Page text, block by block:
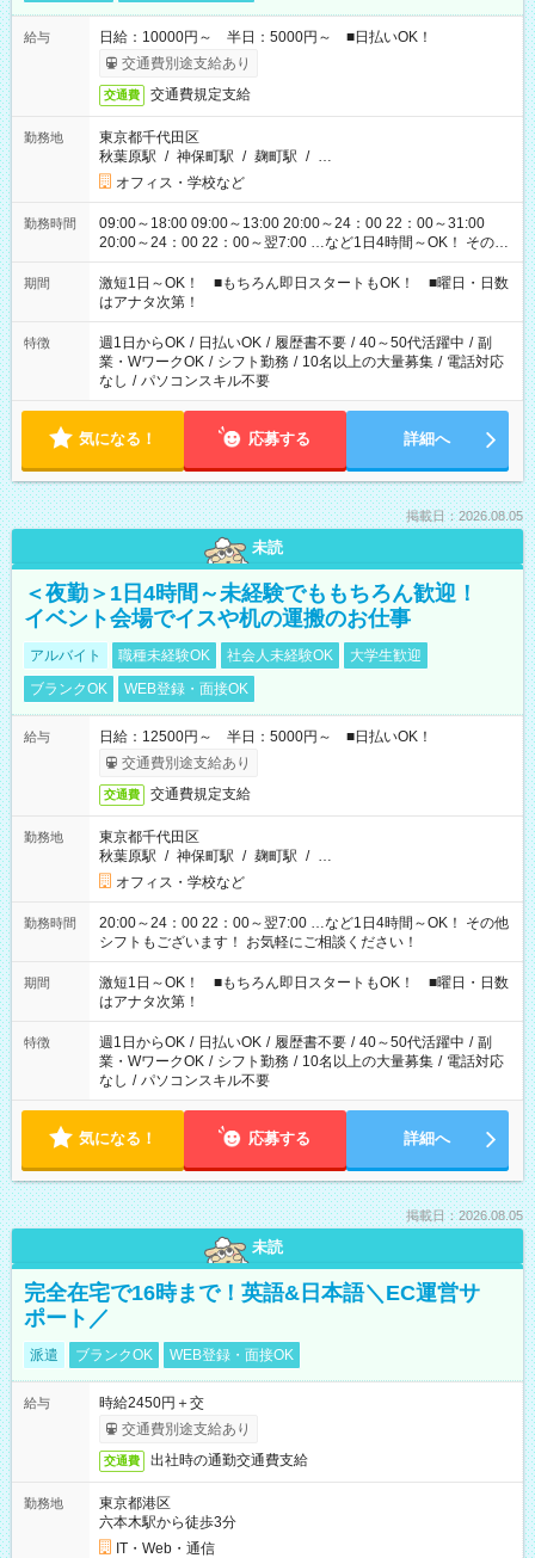
給与
日給：10000円～ 半日：5000円～ ■日払いOK！
交通費別途支給あり
交通費 交通費規定支給
勤務地
東京都千代田区
秋葉原駅 / 神保町駅 / 麹町駅 / …
オフィス・学校など
勤務時間
09:00～18:00 09:00～13:00 20:00～24：00 22：00～31:00
20:00～24：00 22：00～翌7:00 …など1日4時間～OK！ その他
シフトもございます！ お気軽にご相談ください！
期間
激短1日～OK！ ■もちろん即日スタートもOK！ ■曜日・日数
はアナタ次第！
特徴 週1日からOK / 日払いOK / 履歴書不要 / 40～50代活躍中 / 副
業・WワークOK / シフト勤務 / 10名以上の大量募集 / 電話対応
なし / パソコンスキル不要
気になる！ 応募する 詳細へ
掲載日：2026.08.05
未読
＜夜勤＞1日4時間～未経験でももちろん歓迎！
イベント会場でイスや机の運搬のお仕事
アルバイト 職種未経験OK 社会人未経験OK
大学生歓迎
ブランクOK
WEB登録・面接OK
給与
日給：12500円～ 半日：5000円～ ■日払いOK！
交通費別途支給あり
交通費 交通費規定支給
勤務地
東京都千代田区
秋葉原駅 / 神保町駅 / 麹町駅 / …
オフィス・学校など
勤務時間
20:00～24：00 22：00～翌7:00 …など1日4時間～OK！ その他
シフトもございます！ お気軽にご相談ください！
期間
激短1日～OK！ ■もちろん即日スタートもOK！ ■曜日・日数
はアナタ次第！
特徴 週1日からOK / 日払いOK / 履歴書不要 / 40～50代活躍中 / 副
業・WワークOK / シフト勤務 / 10名以上の大量募集 / 電話対応
なし / パソコンスキル不要
気になる！ 応募する 詳細へ
掲載日：2026.08.05
未読
完全在宅で16時まで！英語&日本語＼EC運営サ
ポート／
派遣 ブランクOK WEB登録・面接OK
給与
時給2450円＋交
交通費別途支給あり
交通費 出社時の通勤交通費支給
勤務地
東京都港区
六本木駅から徒歩3分
IT・Web・通信